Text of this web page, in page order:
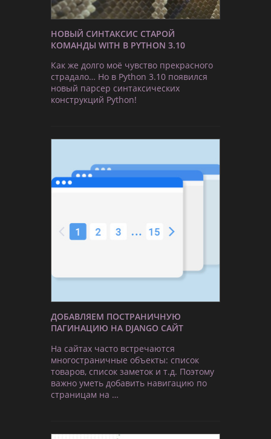
НОВЫЙ СИНТАКСИС СТАРОЙ
КОМАНДЫ WITH В PYTHON 3.10
Как же долго моё чувство прекрасного
страдало… Но в Python 3.10 появился
новый парсер синтаксических
конструкций Python!
ДОБАВЛЯЕМ ПОСТРАНИЧНУЮ
ПАГИНАЦИЮ НА DJANGO САЙТ
На сайтах часто встречаются
многостраничные объекты: список
товаров, список заметок и т.д. Поэтому
важно уметь добавить навигацию по
страницам на …